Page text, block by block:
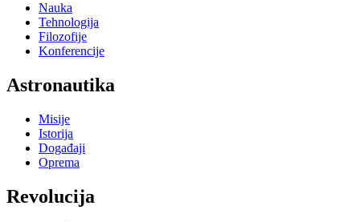
Nauka
Tehnologija
Filozofije
Konferencije
Astronautika
Misije
Istorija
Događaji
Oprema
Revolucija